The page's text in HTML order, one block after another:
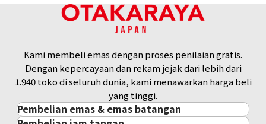
Platinum (Pt1000) Maple Leaf Coin 1/4 oz 6 pieces set
Rp 67.770.106
Kami membeli emas dengan proses penilaian gratis.
Dengan kepercayaan dan rekam jejak dari lebih dari
1.940 toko di seluruh dunia, kami menawarkan harga beli
yang tinggi.
Pembelian emas & emas batangan